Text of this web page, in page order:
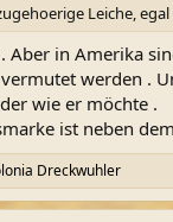
Leiche,
in Amerika
werden .
wie er möchte .
ist neben
Dreckwuhler